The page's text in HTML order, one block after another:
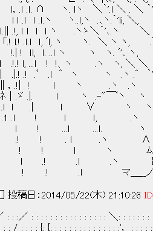
.ｌ .ｌ. ∩ ヽ. ｌヽ ＼｀'.ｌ ＼
.ｌ ｌ .ｌ.ヽ ヽ..ｌ,ヽ .､ヽ.｀
.!, ｌ ｌ ｌ ｌ ヽ .ヽゝ＼｀'､.
lll.| 「.! l.! .ｌ.ｌ ｌ, ﾞl, ヽ
|.! !.| ! ｌl, ｌ. ..ｌ ヽ ヽ ヽ. ﾞ'
.l !l .!.! l, ...ｌ ! !、ヽ .ヽ
| l| .|.! .! .ﾞ .ｌ ゛ ヽ
.! ゛∥，.!| ! ｌ ヽ .
.| ﾈ│.ゞ .|. ｌ ヽ .-"
.l l .| ｌ ∨ ヽ ヽ
:! l .1 .l ! ｌ ｌ, .
! l ! ...ｌ ...ｌ
! . ｌ .ヽ ∧
! ｌ ヽ ﾑ
│ l .! .ｌ .ヽ
! .! .ｌ マ＿
[] 投稿日：2014/05/22(木) 21:10:26
: : : : : : : : : : : : ＼: : : : : :
: : : : : : : : : : : : : :'， : : :